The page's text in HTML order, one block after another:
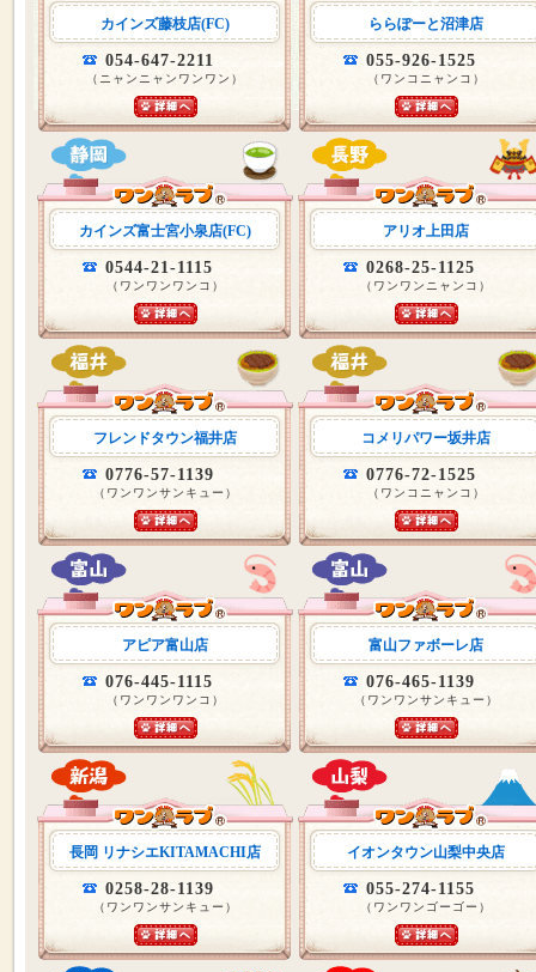
カインズ藤枝店(FC)
054-647-2211
（ニャンニャンワンワン）
ららぽーと沼津店
055-926-1525
（ワンコニャンコ）
カインズ富士宮小泉店(FC)
0544-21-1115
（ワンワンワンコ）
アリオ上田店
0268-25-1125
（ワンワンニャンコ）
フレンドタウン福井店
0776-57-1139
（ワンワンサンキュー）
コメリパワー坂井店
0776-72-1525
（ワンコニャンコ）
アピア富山店
076-445-1115
（ワンワンワンコ）
富山ファボーレ店
076-465-1139
（ワンワンサンキュー）
長岡 リナシエKITAMACHI店
0258-28-1139
（ワンワンサンキュー）
イオンタウン山梨中央店
055-274-1155
（ワンワンゴーゴー）